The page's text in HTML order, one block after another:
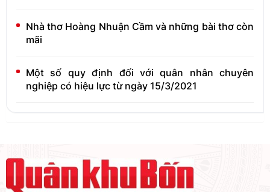
Nhà thơ Hoàng Nhuận Cầm và những bài thơ còn
mãi
Một số quy định đối với quân nhân chuyên
nghiệp có hiệu lực từ ngày 15/3/2021